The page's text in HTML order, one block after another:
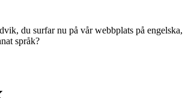
du surfar nu på vår webbplats på engelska,
språk?